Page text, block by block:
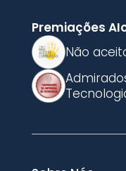
Premiações
Não